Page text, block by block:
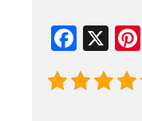
Fa
ce
bo
X